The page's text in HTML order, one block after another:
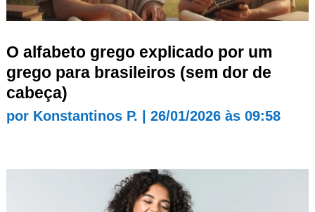
O alfabeto grego explicado por um
grego para brasileiros (sem dor de
cabeça)
por Konstantinos P. 26/01/2026 às 09:58